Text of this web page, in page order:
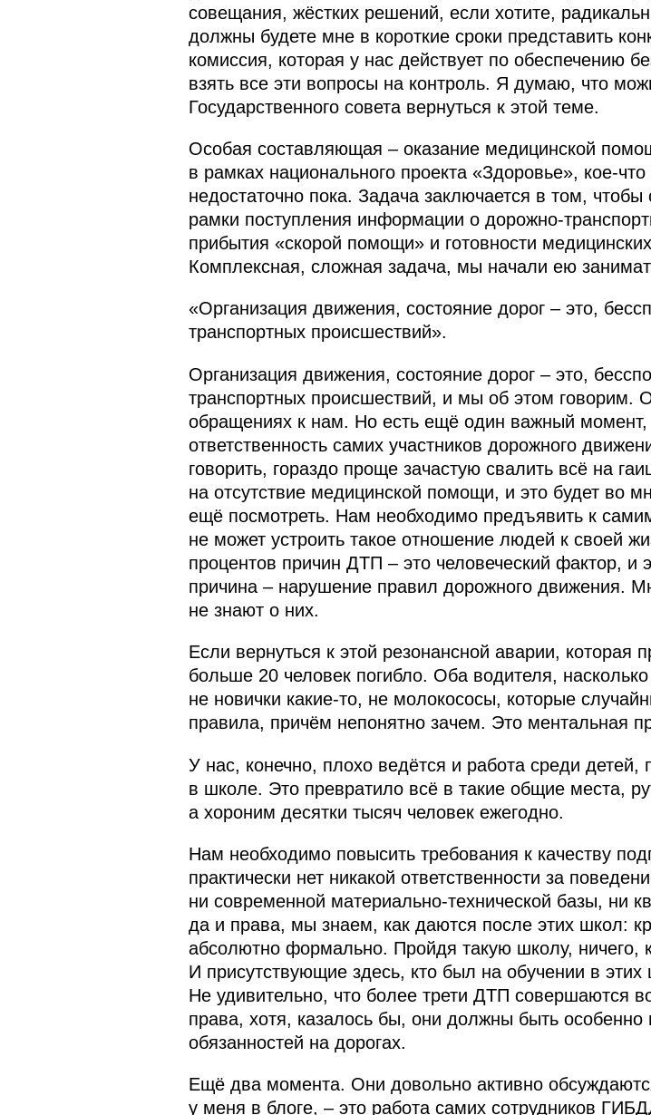
совещания, жёстких решений, если хотите,
должны будете мне в короткие сроки представить
комиссия, которая у нас действует по обеспечению
взять все эти вопросы на контроль. Я думаю, что
Государственного совета вернуться к этой теме.
Особая составляющая – оказание медицинской
в рамках национального проекта «Здоровье»,
недостаточно пока. Задача заключается в том,
рамки поступления информации о дорожно-
прибытия «скорой помощи» и готовности
Комплексная, сложная задача, мы начали ею
«Организация движения, состояние дорог – это,
транспортных происшествий».
Организация движения, состояние дорог – это,
транспортных происшествий, и мы об этом
обращениях к нам. Но есть ещё один важный
ответственность самих участников дорожного
говорить, гораздо проще зачастую свалить всё на
на отсутствие медицинской помощи, и это будет во
ещё посмотреть. Нам необходимо предъявить к
не может устроить такое отношение людей к своей
процентов причин ДТП – это человеческий фактор,
причина – нарушение правил дорожного движения.
не знают о них.
Если вернуться к этой резонансной аварии, которая
больше 20 человек погибло. Оба водителя,
не новички какие‑то, не молокососы, которые
правила, причём непонятно зачем. Это ментальная
У нас, конечно, плохо ведётся и работа среди
в школе. Это превратило всё в такие общие места,
а хороним десятки тысяч человек ежегодно.
Нам необходимо повысить требования к качеству
практически нет никакой ответственности за
ни современной материально-технической базы, ни
да и права, мы знаем, как даются после этих школ:
абсолютно формально. Пройдя такую школу, ничего,
И присутствующие здесь, кто был на обучении в
Не удивительно, что более трети ДТП совершаются
права, хотя, казалось бы, они должны быть
обязанностей на дорогах.
Ещё два момента. Они довольно активно
у меня в блоге, – это работа самих сотрудников